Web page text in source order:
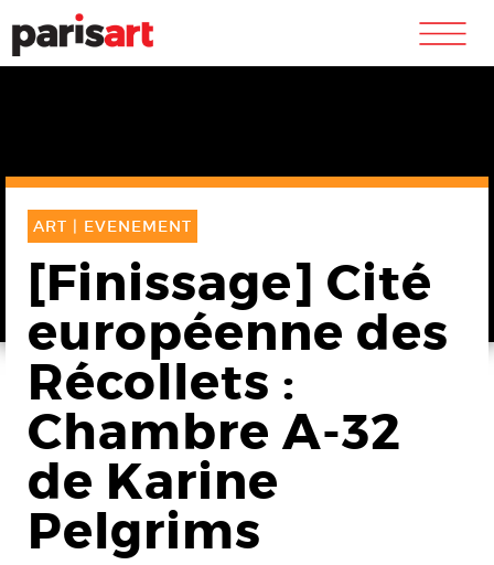
m
ART | EVENEMENT
[Finissage] Cité
européenne des
Récollets :
Chambre A-32
de Karine
Pelgrims